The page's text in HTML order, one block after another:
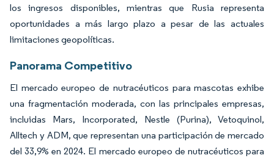
los ingresos disponibles, mientras que Rusia representa
oportunidades a más largo plazo a pesar de las actuales
limitaciones geopolíticas.
Panorama Competitivo
El mercado europeo de nutracéuticos para mascotas exhibe
una fragmentación moderada, con las principales empresas,
incluidas Mars, Incorporated, Nestle (Purina), Vetoquinol,
Alltech y ADM, que representan una participación de mercado
del 33,9% en 2024. El mercado europeo de nutracéuticos para